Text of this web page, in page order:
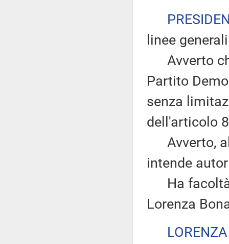
linee
Avverto
Partito
senza
dell'articolo
Avverto,
intende
Ha facoltà
Lorenza